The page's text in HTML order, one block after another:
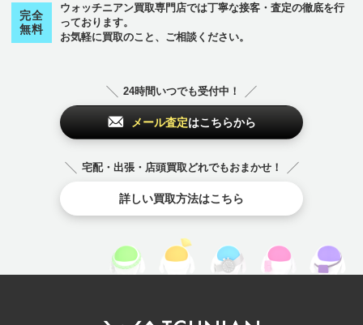
完全
無料
ウォッチニアン買取専門店では丁寧な接客・査定の徹底を行
っております。
お気軽に買取のこと、ご相談ください。
24時間いつでも受付中！
メール査定はこちらから
宅配・出張・店頭買取どれでもおまかせ！
詳しい買取方法はこちら